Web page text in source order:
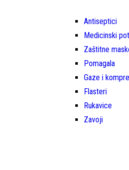
Antiseptici
Medicinski
Zaštitne
Pomagala
Gaze i
Flasteri
Rukavice
Zavoji